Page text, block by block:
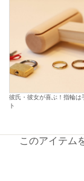
彼氏・彼女が喜ぶ！指輪は
ト
このアイテム